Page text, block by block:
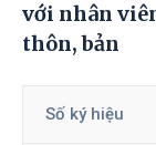
với nhân
thôn, bản
Số ký hiệu